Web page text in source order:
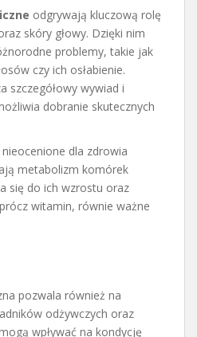
odgrywają kluczową rolę
skóry głowy. Dzięki nim
problemy, takie jak
czy ich osłabienie.
szczegółowy wywiad i
dobranie skutecznych
nieocenione dla zdrowia
metabolizm komórek
się do ich wzrostu oraz
witamin, równie ważne
pozwala również na
odżywczych oraz
wpływać na kondycję